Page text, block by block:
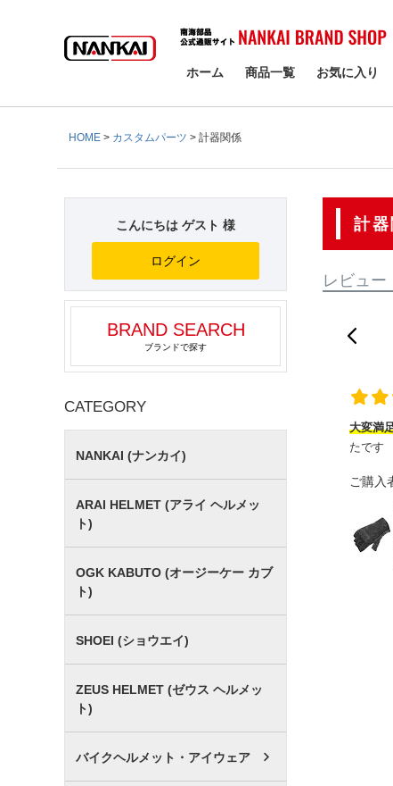
検索
ホーム 商品一覧 お気に入り
HOME カスタムパーツ 計器関係
こんにちは ゲスト 様
ログイン
BRAND SEARCH
ブランドで探す
CATEGORY
NANKAI (ナンカイ)
ARAI HELMET (アライ ヘルメッ
ト)
OGK KABUTO (オージーケー カブ
ト)
SHOEI (ショウエイ)
ZEUS HELMET (ゼウス ヘルメッ
ト)
バイクヘルメット・アイウェア
計
レビュー
大変満
たです
ご購入